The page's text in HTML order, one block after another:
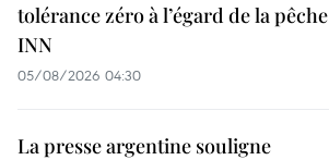
tolérance zéro à l’égard de la pêche
INN
05/08/2026 04:30
La presse argentine souligne